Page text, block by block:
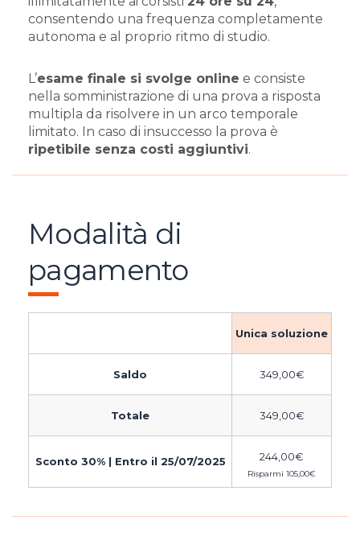
consentendo una frequenza completamente
autonoma e al proprio ritmo di studio.
L’esame finale si svolge online e consiste
nella somministrazione di una prova a risposta
multipla da risolvere in un arco temporale
limitato. In caso di insuccesso la prova è
ripetibile senza costi aggiuntivi.
Modalità di
pagamento
Unica soluzione
Saldo 349,00€
Totale 349,00€
Sconto 30% | Entro il 25/07/2025 244,00€
Risparmi 105,00€